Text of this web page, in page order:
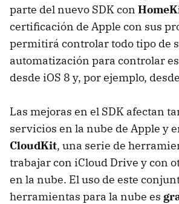
parte del nuevo SDK con
certificación de Apple con sus
permitirá controlar todo tipo de
automatización para controlar
desde iOS 8 y, por ejemplo,
Las mejoras en el SDK afectan
servicios en la nube de Apple y
CloudKit, una serie de
trabajar con iCloud Drive y con
en la nube. El uso de este
herramientas para la nube es